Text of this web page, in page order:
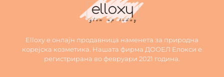
Elloxy е онлајн продавница наменета за природна
корејска козметика. Нашата фирма ДООЕЛ Елокси е
регистрирана во февруари 2021 година.